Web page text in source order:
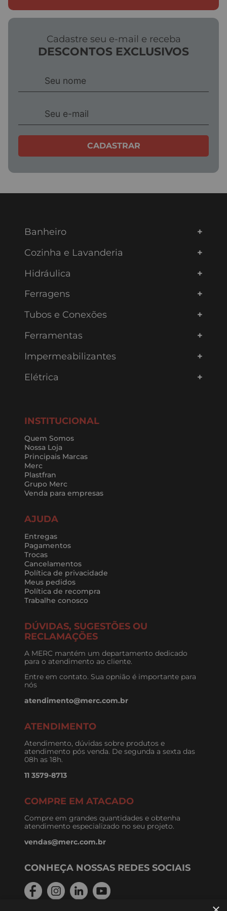
Escreva uma avaliação
ENVIAR AVALIAÇÃO
Cadastre seu e-mail e receba
DESCONTOS EXCLUSIVOS
CADASTRAR
Banheiro
Cozinha e Lavanderia
Hidráulica
Ferragens
Tubos e Conexões
Ferramentas
Impermeabilizantes
Elétrica
INSTITUCIONAL
Quem Somos
Nossa Loja
Principais Marcas
Merc
Plastfran
Grupo Merc
Venda para empresas
AJUDA
Entregas
Pagamentos
Trocas
Cancelamentos
Política de privacidade
Meus pedidos
Política de recompra
Trabalhe conosco
DÚVIDAS, SUGESTÕES OU
RECLAMAÇÕES
A MERC mantém um departamento dedicado
para o atendimento ao cliente.
Entre em contato. Sua opnião é importante para
nós
atendimento@merc.com.br
ATENDIMENTO
Atendimento, dúvidas sobre produtos e
atendimento pós venda. De segunda a sexta das
08h as 18h.
11 3579-8713
COMPRE EM ATACADO
Compre em grandes quantidades e obtenha
atendimento especializado no seu projeto.
vendas@merc.com.br
CONHEÇA NOSSAS REDES SOCIAIS